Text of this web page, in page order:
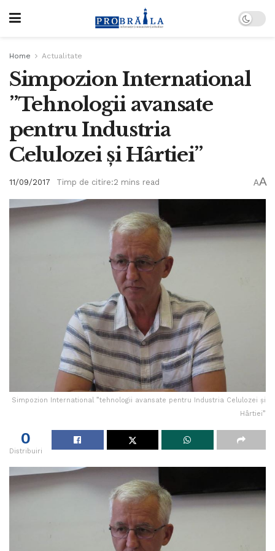
Home Actualitate
Simpozion International
”Tehnologii avansate
pentru Industria
Celulozei și Hârtiei”
11/09/2017 Timp de citire:2 mins read AA
Simpozion International ”tehnologii avansate pentru Industria Celulozei și
Hârtiei”
0
Distribuiri